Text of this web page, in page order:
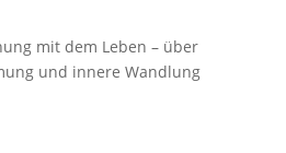
mit dem Leben – über
und innere Wandlung